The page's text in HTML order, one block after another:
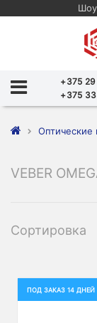
+375
+375
Оптические
VEBER
Сортировка
ПОД ЗАКАЗ 14 ДНЕЙ